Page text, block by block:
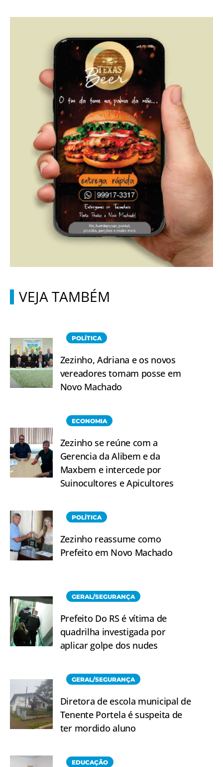
VEJA TAMBÉM
POLÍTICA
Zezinho, Adriana e os novos
vereadores tomam posse em
Novo Machado
ECONOMIA
Zezinho se reúne com a
Gerencia da Alibem e da
Maxbem e intercede por
Suinocultores e Apicultores
POLÍTICA
Zezinho reassume como
Prefeito em Novo Machado
GERAL/SEGURANÇA
Prefeito Do RS é vítima de
quadrilha investigada por
aplicar golpe dos nudes
GERAL/SEGURANÇA
Diretora de escola municipal de
Tenente Portela é suspeita de
ter mordido aluno
EDUCAÇÃO